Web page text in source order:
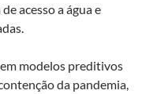
acesso a água e
modelos preditivos
da pandemia,